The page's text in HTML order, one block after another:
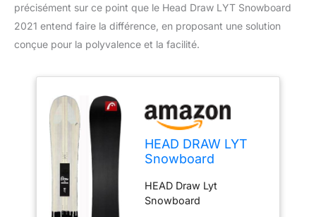
précisément sur ce point que le Head Draw LYT Snowboard
2021 entend faire la différence, en proposant une solution
conçue pour la polyvalence et la facilité.
HEAD DRAW LYT
Snowboard
HEAD Draw Lyt
Snowboard